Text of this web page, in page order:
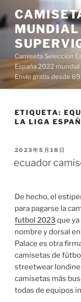
al
contenido
Camiseta Selección
España 2022
Envío gratis desde 69
ETIQUETA:
LA LIGA
PUBLICADO
2023年5月18日
ecuador
De hecho, el
para pagarse la
futbol 2023 que
nombre y dorsal
Palace es otra
camisetas de
streetwear
camisetas más
todas de equipos